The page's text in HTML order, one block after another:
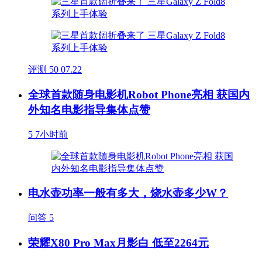
评测 50 07.22
全球首款随身电影机Robot Phone亮相 获国内
外知名电影指导集体点赞
5 7小时前
电水壶功率一般有多大，烧水壶多少W？
问答 5
荣耀X80 Pro Max月影白 低至2264元